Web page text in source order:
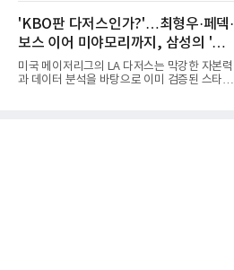
프로야구에서도 성공하며 한국 선수의 해외 진
출 가능성을 보여준 상징적인 존
거액을 벌었던 푸이그가 연방 사건 선고를 앞두
고 파산보호를 신청했다.푸이그는 최근 미국 플
로리다 파산 법원에 챕터11 파산보호 신청을 냈
다. 챕터11은 기업이나 개인이 채권자들과 협의
를 통해 재정 구조를 재편할 수 있도록 돕는 제도
다.미 매체들에 따르면 푸이그의 자산 규모는
1000만~5000만 달러(약 146억~730억 원), 부
'KBO판 다저스인가?'…최형우·페덱·
보스 이어 미야모리까지, 삼성의 '스펙
만렙' 승부수
미국 메이저리그의 LA 다저스는 막강한 자본력
과 데이터 분석을 바탕으로 이미 검증된 스타들